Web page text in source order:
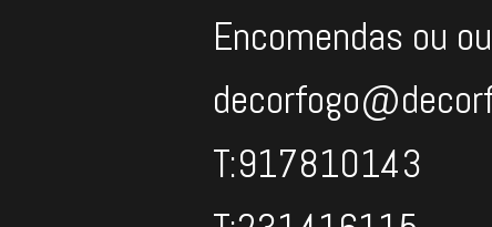
Encomendas ou
T:917810143